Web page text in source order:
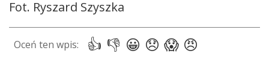
Fot. Ryszard Szyszka